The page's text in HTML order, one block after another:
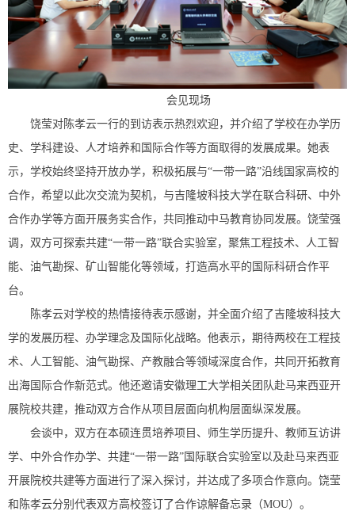
会见现场
饶莹对陈孝云一行的到访表示热烈欢迎，并介绍了学校在办学历
史、学科建设、人才培养和国际合作等方面取得的发展成果。她表
示，学校始终坚持开放办学，积极拓展与“一带一路”沿线国家高校的
合作，希望以此次交流为契机，与吉隆坡科技大学在联合科研、中外
合作办学等方面开展务实合作，共同推动中马教育协同发展。饶莹强
调，双方可探索共建“一带一路”联合实验室，聚焦工程技术、人工智
能、油气勘探、矿山智能化等领域，打造高水平的国际科研合作平
台。
陈孝云对学校的热情接待表示感谢，并全面介绍了吉隆坡科技大
学的发展历程、办学理念及国际化战略。他表示，期待两校在工程技
术、人工智能、油气勘探、产教融合等领域深度合作，共同开拓教育
出海国际合作新范式。他还邀请安徽理工大学相关团队赴马来西亚开
展院校共建，推动双方合作从项目层面向机构层面纵深发展。
会谈中，双方在本硕连贯培养项目、师生学历提升、教师互访讲
学、中外合作办学、共建“一带一路”国际联合实验室以及赴马来西亚
开展院校共建等方面进行了深入探讨，并达成了多项合作意向。饶莹
和陈孝云分别代表双方高校签订了合作谅解备忘录（MOU）。